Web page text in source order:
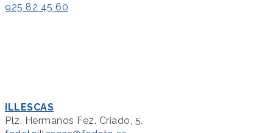
925 82 45 60
ILLESCAS
Plz. Hermanos Fez. Criado, 5.